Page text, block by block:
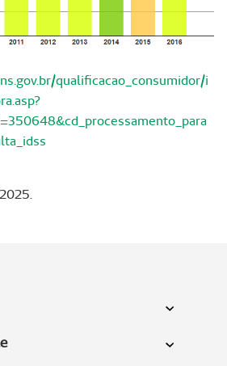
qualificacao_consumidor/i